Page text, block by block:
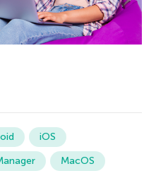
iOS
MacOS